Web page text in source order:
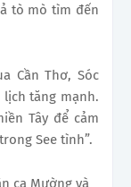
tò mò tìm đến
Cần Thơ, Sóc
lịch tăng mạnh.
Tây để cảm
See tình”.
ca Mường và